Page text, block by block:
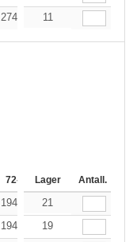
274.96 261.24
11
72-143 144-287
Lager Antall.
194.79 184.98
21
194.79 184.98
19